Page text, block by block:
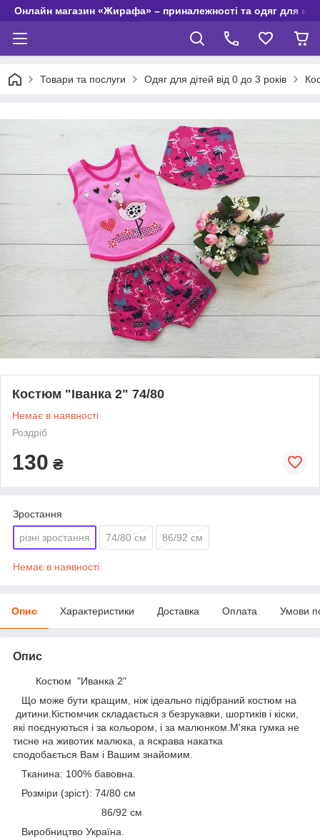
Онлайн магазин «Жирафа» – приналежності та одяг для
Товари та послуги Одяг для дітей від 0 до 3 років
Костюм "Іванка 2" 74/80
Немає в наявності
Роздріб
130 ₴
Зростання
різні зростання 74/80 см 86/92 см
Немає в наявності
Опис Характеристики Доставка Оплата Умови
Опис
Костюм "Иванка 2"
Що може бути кращим, ніж ідеально підібраний костюм на
дитини.Кістюмчик складається з безрукавки, шортиків і кіски,
які поєднуються і за кольором, і за малюнком.М'яка гумка не
тисне на животик малюка, а яскрава накатка
сподобається Вам і Вашим знайомим.
Тканина: 100% бавовна.
Розміри (зріст): 74/80 см
86/92 см
Виробництво Україна.